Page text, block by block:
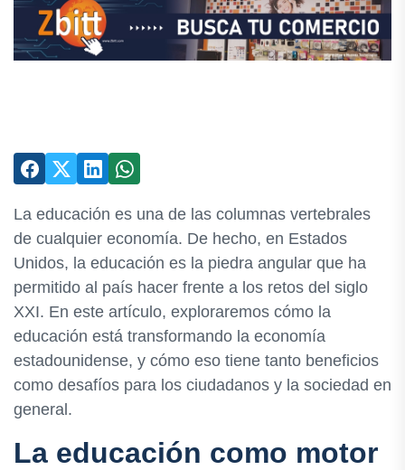
La educación es una de las columnas vertebrales
de cualquier economía. De hecho, en Estados
Unidos, la educación es la piedra angular que ha
permitido al país hacer frente a los retos del siglo
XXI. En este artículo, exploraremos cómo la
educación está transformando la economía
estadounidense, y cómo eso tiene tanto beneficios
como desafíos para los ciudadanos y la sociedad en
general.
La educación como motor